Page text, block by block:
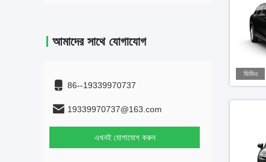
আমাদের সাথে যোগাযোগ
86--19339970737
19339970737@163.com
এখনই যোগাযোগ করুন
ভিডিও